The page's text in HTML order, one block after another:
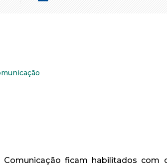
ficam habilitados com